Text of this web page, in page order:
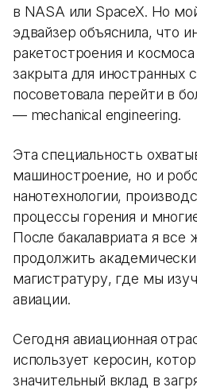
в NASA или SpaceX. Но
эдвайзер объяснила, что
ракетостроения и
закрыта для иностранных
посоветовала перейти в
— mechanical engineering.
Эта специальность
машиностроение, но и
нанотехнологии,
процессы горения и
После бакалавриата я все
продолжить
магистратуру, где мы
авиации.
Сегодня авиационная
использует керосин,
значительный вклад в